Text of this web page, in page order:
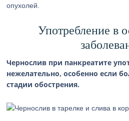
опухолей.
Употребление в
Чернослив при панкреатите
нежелательно, особенно если
стадии обострения.